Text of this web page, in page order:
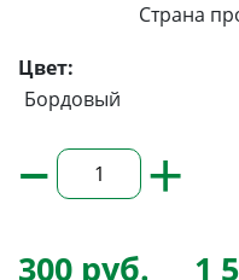
Страна
Цвет:
Бордовый
300 руб. 1
– +